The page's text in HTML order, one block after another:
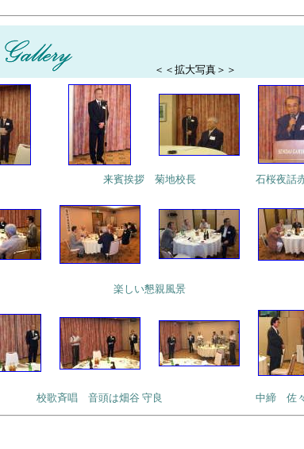
＜＜拡大写真＞＞
来賓挨拶 菊地校長 石桜夜話
楽しい懇親風景
校歌斉唱 音頭は畑谷 守良 中締 佐